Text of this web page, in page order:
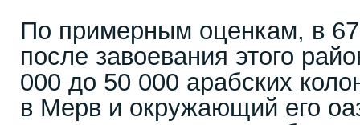
По примерным оценкам, в
после завоевания этого
000 до 50 000 арабских
в Мерв и окружающий его